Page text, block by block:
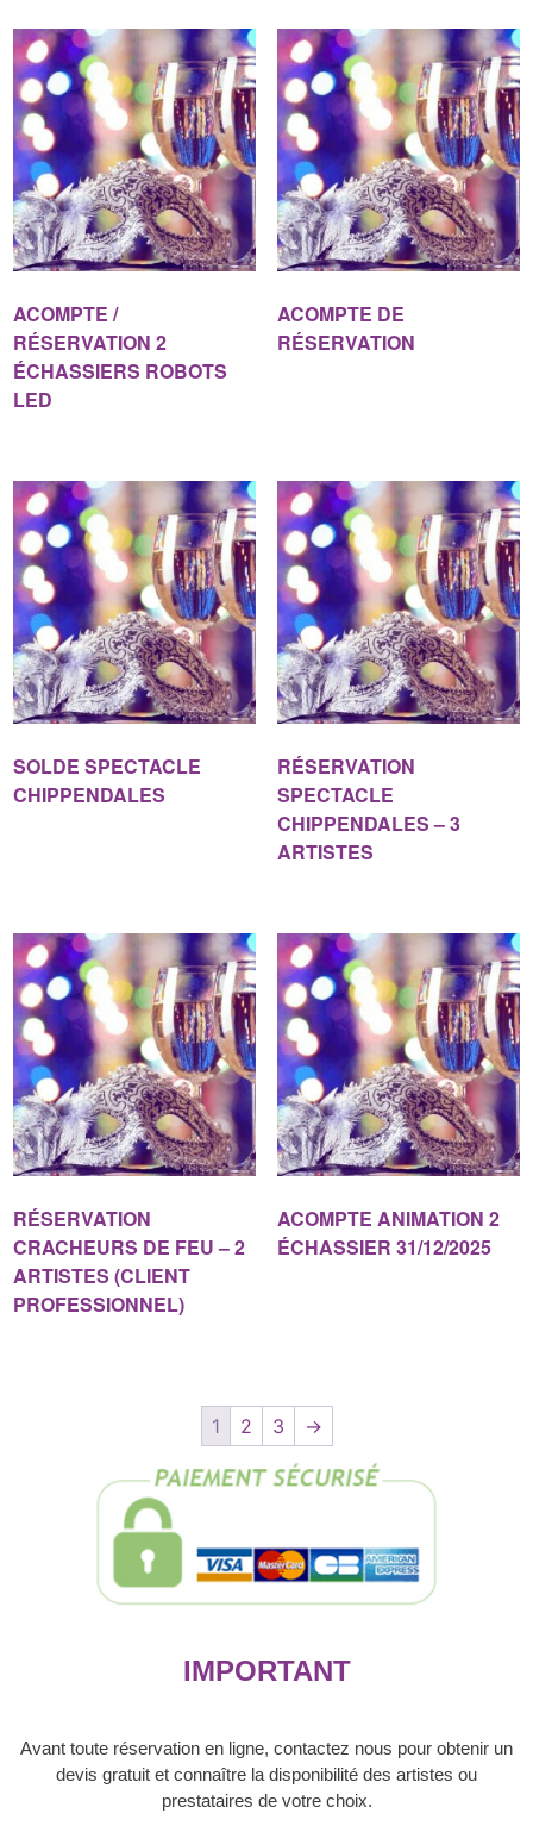
ACOMPTE /
RÉSERVATION 2
ÉCHASSIERS ROBOTS
LED
ACOMPTE DE
RÉSERVATION
SOLDE SPECTACLE
CHIPPENDALES
RÉSERVATION
SPECTACLE
CHIPPENDALES – 3
ARTISTES
RÉSERVATION
CRACHEURS DE FEU – 2
ARTISTES (CLIENT
PROFESSIONNEL)
ACOMPTE ANIMATION 2
ÉCHASSIER 31/12/2025
1 2 3 →
IMPORTANT
Avant toute réservation en ligne, contactez nous pour obtenir un
devis gratuit et connaître la disponibilité des artistes ou
prestataires de votre choix.